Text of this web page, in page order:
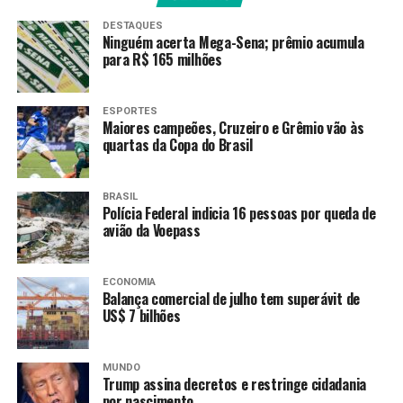
procedimentos de importação e exportação.
Segundo o governo, a presença permanente no país
asiático deve ajudar empresas brasileiras a
compreender melhor regras locais, reduzir custos
logísticos e diminuir o tempo de liberação de
mercadorias.
Cooperação fiscal
A atuação da nova representação será baseada em
acordos já firmados entre Brasil e China, incluindo
instrumentos para evitar dupla tributação e ampliar a
assistência mútua em assuntos aduaneiros.Em julho do
ano passado, a Receita Federal tinha anunciado a
intenção de criar a
país asiático.
Também estão previstos mecanismos de cooperação
DESTAQUES
Ninguém acerta Mega-Sena; prêmio acumula
para R$ 165 milhões
ESPORTES
Maiores campeões, Cruzeiro e Grêmio vão às
quartas da Copa do Brasil
BRASIL
Polícia Federal indicia 16 pessoas por queda de
avião da Voepass
ECONOMIA
Balança comercial de julho tem superávit de
US$ 7 bilhões
MUNDO
Trump assina decretos e restringe cidadania